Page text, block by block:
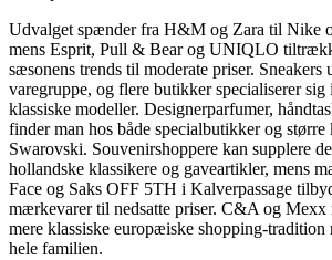
Udvalget spænder fra H&M og Zara til Nike
mens Esprit, Pull & Bear og UNIQLO
sæsonens trends til moderate priser. Sneakers
varegruppe, og flere butikker specialiserer
klassiske modeller. Designerparfumer,
finder man hos både specialbutikker og
Swarovski. Souvenirshoppere kan supplere
hollandske klassikere og gaveartikler, mens
Face og Saks OFF 5TH i Kalverpassage
mærkevarer til nedsatte priser. C&A og Mexx
mere klassiske europæiske shopping-tradition
hele familien.